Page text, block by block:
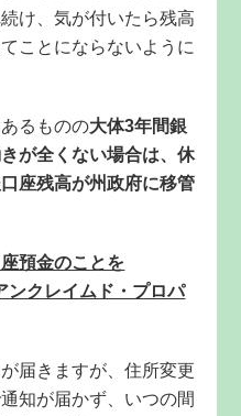
け、気が付いたら残高
ことにならないように
るものの大体3年間銀
が全くない場合は、休
座残高が州政府に移管
座預金のことを
ンクレイムド・プロパ
届きますが、住所変更
知が届かず、いつの間